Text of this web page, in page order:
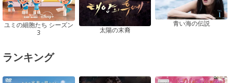
ユミの細胞たち シーズン
3
太陽の末裔
青い海の伝説
ランキング